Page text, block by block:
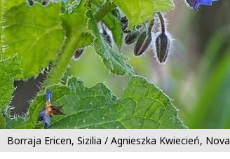
Borraja Ericen, Sizilia / Agnieszka Kwiecień, Nova